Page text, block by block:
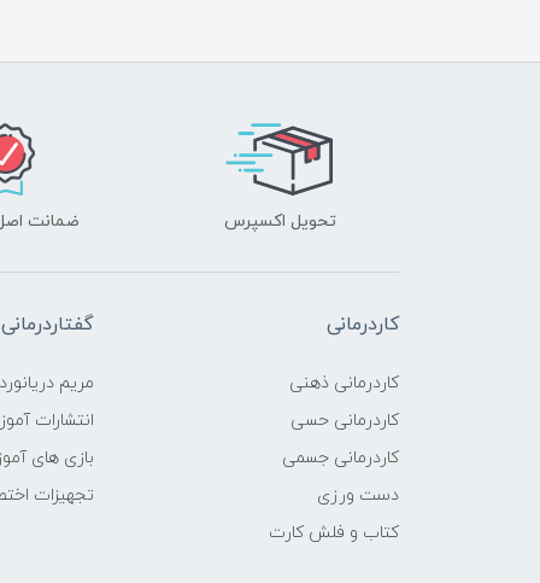
تحویل اکسپرس ضمانت
کاردرمانی
کاردرمانی ذهنی
کاردرمانی حسی
کاردرمانی جسمی
دست ورزی
کتاب و فلش کارت
گفتاردرمانی
مریم دریانورد
انتشارات
بازی های
تجهیزات